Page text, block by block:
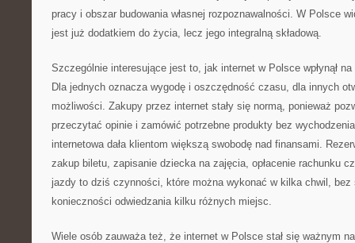
pracy i obszar budowania własnej rozpoznawalności. W Polsce
jest już dodatkiem do życia, lecz jego integralną składową.
Szczególnie interesujące jest to, jak internet w Polsce wpłynął
Dla jednych oznacza wygodę i oszczędność czasu, dla innych
możliwości. Zakupy przez internet stały się normą, ponieważ
przeczytać opinie i zamówić potrzebne produkty bez
internetowa dała klientom większą swobodę nad finansami.
zakup biletu, zapisanie dziecka na zajęcia, opłacenie rachunku
jazdy to dziś czynności, które można wykonać w kilka chwil,
konieczności odwiedzania kilku różnych miejsc.
Wiele osób zauważa też, że internet w Polsce stał się ważnym